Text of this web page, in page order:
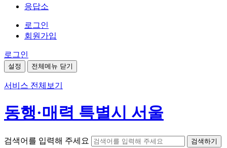
응답소
로그인
회원가입
로그인
설정 전체메뉴 닫기
서비스 전체보기
동행·매력 특별시 서울
검색어를 입력해 주세요 검색하기